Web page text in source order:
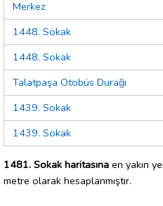
Merkez
1448. Sokak
1448. Sokak
Talatpaşa Otobüs Durağı
1439. Sokak
1439. Sokak
1481. Sokak haritasına en yakın
metre olarak hesaplanmıştır.